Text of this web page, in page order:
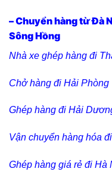
– Chuyển hàng từ Đà
Sông Hồng
Nhà xe ghép hàng đi
Chở hàng đi Hải Phòng
Ghép hàng đi Hải
Vận chuyển hàng hóa
Ghép hàng giá rẻ đi Hà